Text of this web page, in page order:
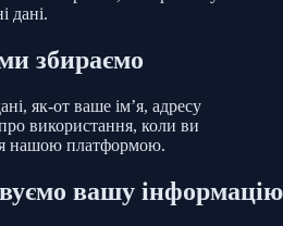
дані.
збираємо
як-от ваше ім’я, адресу
використання, коли ви
нашою платформою.
вашу інформацію